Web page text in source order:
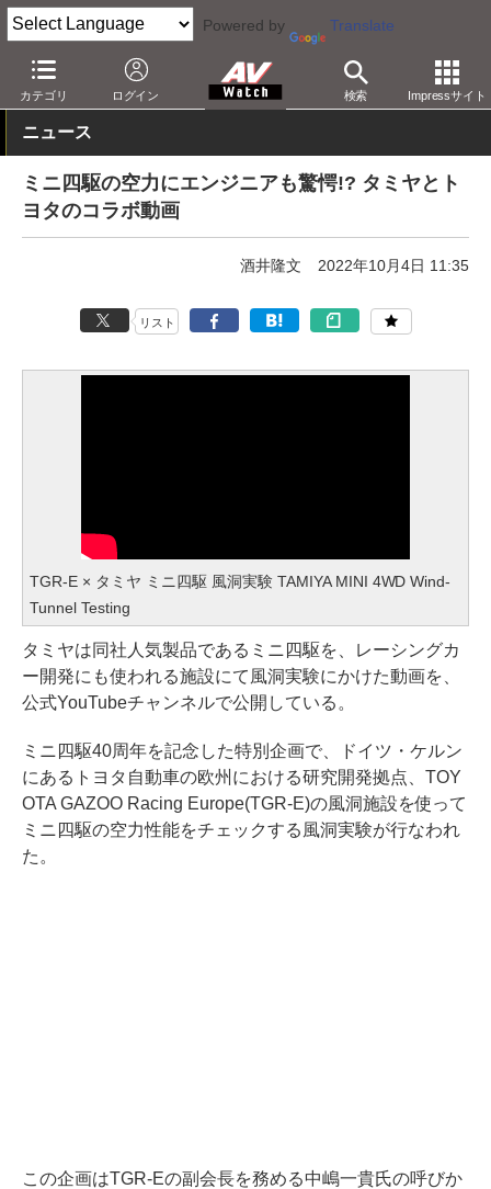
Powered by Translate
カテゴリ ログイン 検索 Impressサイト
AV Watch コンテンツ・サービス 映像配信 YouTube
ニュース
ミニ四駆の空力にエンジニアも驚愕!? タミヤとト
ヨタのコラボ動画
酒井隆文 2022年10月4日 11:35
リスト
TGR-E × タミヤ ミニ四駆 風洞実験 TAMIYA MINI 4WD Wind-
Tunnel Testing
タミヤは同社人気製品であるミニ四駆を、レーシングカ
ー開発にも使われる施設にて風洞実験にかけた動画を、
公式YouTubeチャンネルで公開している。
ミニ四駆40周年を記念した特別企画で、ドイツ・ケルン
にあるトヨタ自動車の欧州における研究開発拠点、TOY
OTA GAZOO Racing Europe(TGR-E)の風洞施設を使って
ミニ四駆の空力性能をチェックする風洞実験が行なわれ
た。
この企画はTGR-Eの副会長を務める中嶋一貴氏の呼びか